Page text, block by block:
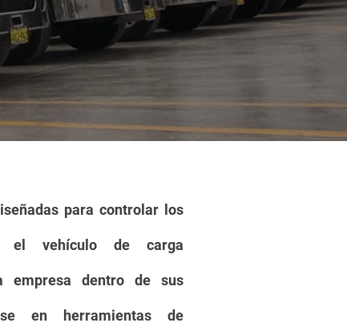
para controlar los
el vehículode carga
empresa dentro de sus
en herramientas de